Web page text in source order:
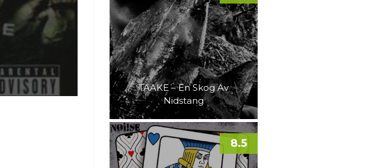
TAAKE – En Skog Av
Nidstang
8.5